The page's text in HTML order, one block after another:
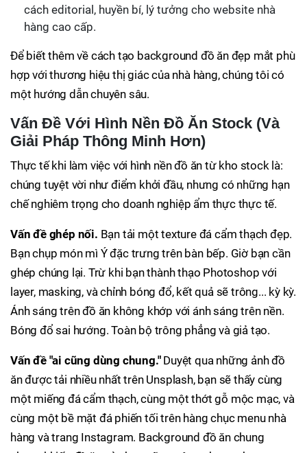
cách editorial, huyền bí, lý tưởng cho website nhà
hàng cao cấp.
Để biết thêm về cách tạo background đồ ăn đẹp mắt phù
hợp với thương hiệu thị giác của nhà hàng, chúng tôi có
một hướng dẫn chuyên sâu.
Vấn Đề Với Hình Nền Đồ Ăn Stock (Và
Giải Pháp Thông Minh Hơn)
Thực tế khi làm việc với hình nền đồ ăn từ kho stock là:
chúng tuyệt vời như điểm khởi đầu, nhưng có những hạn
chế nghiêm trọng cho doanh nghiệp ẩm thực thực tế.
Vấn đề ghép nối. Bạn tải một texture đá cẩm thạch đẹp.
Bạn chụp món mì Ý đặc trưng trên bàn bếp. Giờ bạn cần
ghép chúng lại. Trừ khi bạn thành thạo Photoshop với
layer, masking, và chỉnh bóng đổ, kết quả sẽ trông... kỳ kỳ.
Ánh sáng trên đồ ăn không khớp với ánh sáng trên nền.
Bóng đổ sai hướng. Toàn bộ trông phẳng và giả tạo.
Vấn đề "ai cũng dùng chung."Duyệt qua những ảnh đồ
ăn được tải nhiều nhất trên Unsplash, bạn sẽ thấy cùng
một miếng đá cẩm thạch, cùng một thớt gỗ mộc mạc, và
cùng một bề mặt đá phiến tối trên hàng chục menu nhà
hàng và trang Instagram. Background đồ ăn chung